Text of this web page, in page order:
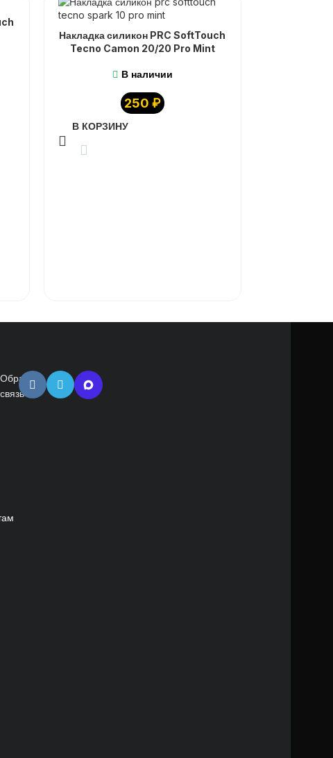
Накладка силикон PRC SoftTouch
Tecno Camon 20/20 Pro Mint
В наличии
250 ₽
В КОРЗИНУ
Обратная
связь